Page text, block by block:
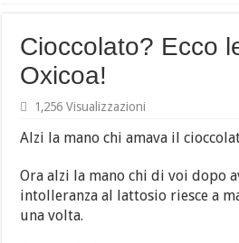
Cioccolato? Ecco
Oxicoa!
1,256 Visualizzazioni
Alzi la mano chi amava il
Ora alzi la mano chi di voi dopo
intolleranza al lattosio riesce a
una volta.